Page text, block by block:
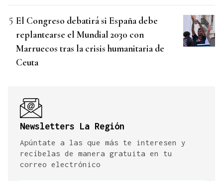
El Congreso debatirá si España debe
replantearse el Mundial 2030 con
Marruecos tras la crisis humanitaria de
Ceuta
Newsletters La Región
Apúntate a las que más te interesen y
recíbelas de manera gratuita en tu
correo electrónico